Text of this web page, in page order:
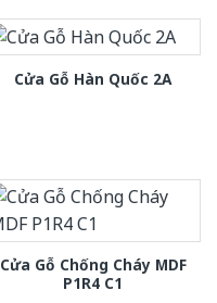
Cửa Gỗ Hàn Quốc 2A
Cửa Gỗ Chống Cháy MDF
P1R4 C1